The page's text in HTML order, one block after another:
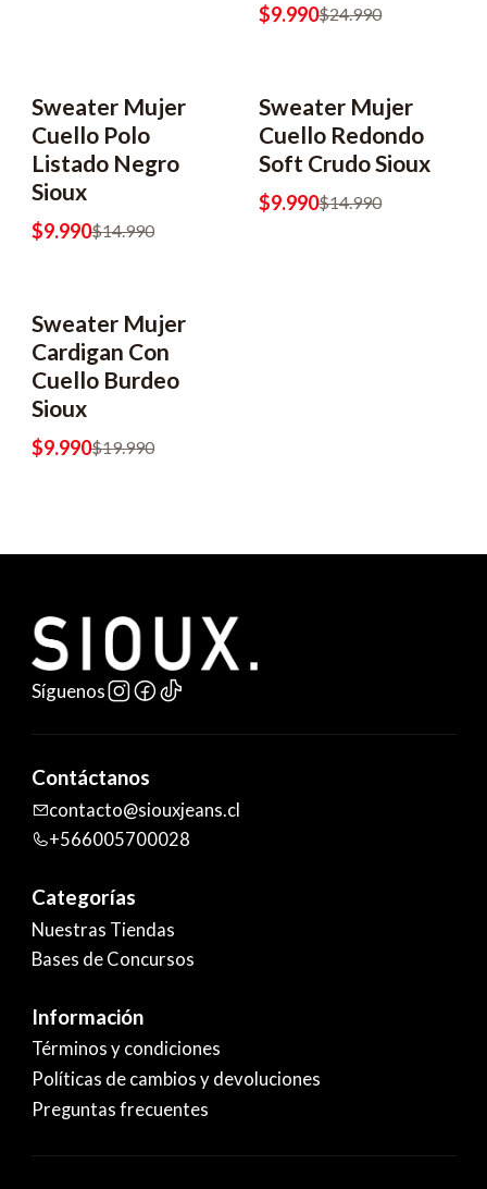
$9.990$24.990
-33% OFF
Sweater Mujer
Cuello Polo
Listado Negro
Sioux
$9.990$14.990
-33% OFF
Sweater Mujer
Cuello Redondo
Soft Crudo Sioux
$9.990$14.990
-50% OFF
Sweater Mujer
Cardigan Con
Cuello Burdeo
Sioux
$9.990$19.990
Síguenos
Contáctanos
contacto@siouxjeans.cl
+566005700028
Categorías
Nuestras Tiendas
Bases de Concursos
Información
Términos y condiciones
Políticas de cambios y devoluciones
Preguntas frecuentes